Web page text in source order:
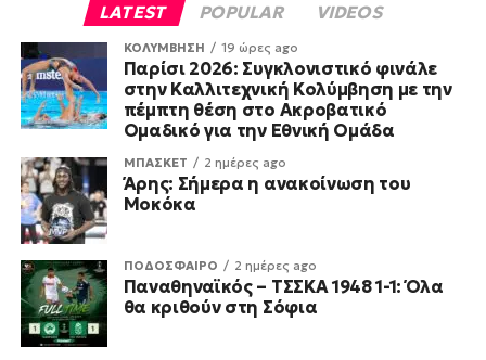
LATEST POPULAR VIDEOS
ΚΟΛΥΜΒΗΣΗ 19 ώρες ago
Παρίσι 2026: Συγκλονιστικό φινάλε
στην Καλλιτεχνική Κολύμβηση με την
πέμπτη θέση στο Ακροβατικό
Ομαδικό για την Εθνική Ομάδα
ΜΠΑΣΚΕΤ 2 ημέρες ago
Άρης: Σήμερα η ανακοίνωση του
Μοκόκα
ΠΟΔΟΣΦΑΙΡΟ 2 ημέρες ago
Παναθηναϊκός – ΤΣΣΚΑ 1948 1-1: Όλα
θα κριθούν στη Σόφια